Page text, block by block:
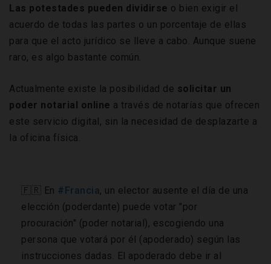
Las potestades pueden dividirse o bien exigir el
acuerdo de todas las partes o un porcentaje de ellas
para que el acto jurídico se lleve a cabo. Aunque suene
raro, es algo bastante común.
Actualmente existe la posibilidad de solicitar un
poder notarial online a través de notarías que ofrecen
este servicio digital, sin la necesidad de desplazarte a
la oficina física.
🇫🇷 En #Francia, un elector ausente el día de una
elección (poderdante) puede votar "por
procuración" (poder notarial), escogiendo una
persona que votará por él (apoderado) según las
instrucciones dadas. El apoderado debe ir al